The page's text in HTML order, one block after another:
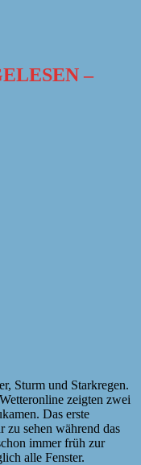
–
Sturm und Starkregen.
zeigten zwei
Das erste
zu sehen während das
immer früh zur
alle Fenster.